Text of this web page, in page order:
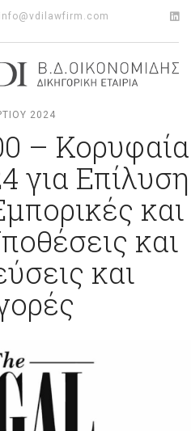
info@vdilawfirm.com
2024
– Κορυφαία
για Επίλυση
και
και
και